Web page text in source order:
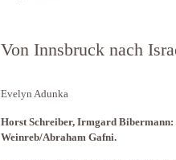
Von Innsbruck nach
Evelyn Adunka
Horst Schreiber, Irmgard Bibermann:
Weinreb/Abraham Gafni.